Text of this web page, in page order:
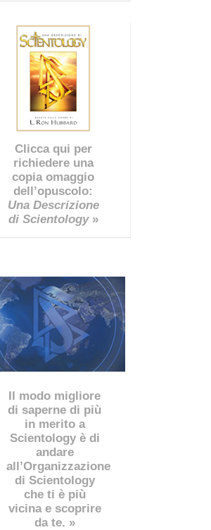
Clicca qui per
richiedere una
copia omaggio
dell’opuscolo:
Una Descrizione
di Scientology»
Il modo migliore
di saperne di più
in merito a
Scientology è di
andare
all’Organizzazione
di Scientology
che ti è più
vicina e scoprire
da te. »